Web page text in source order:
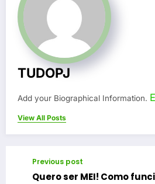
TUDOPJ
Add your Biographical Information.
View All Posts
Previous post
Quero ser MEI! Como